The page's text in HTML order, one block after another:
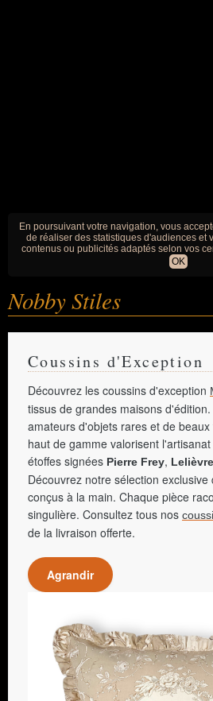
En poursuivant votre navigation, vous
de réaliser des statistiques d'audiences et
contenus ou publicités adaptés selon vos
OK
Nobby Stiles
Coussins d'Exception
Découvrez les coussins d'exception
tissus de grandes maisons
amateurs d'objets rares et de
haut de gamme valorisent
étoffes signées Pierre Frey, Lelièvre
Découvrez notre sélection
conçus à la main. Chaque pièce
singulière. Consultez tous nos
de la livraison offerte.
Agrandir